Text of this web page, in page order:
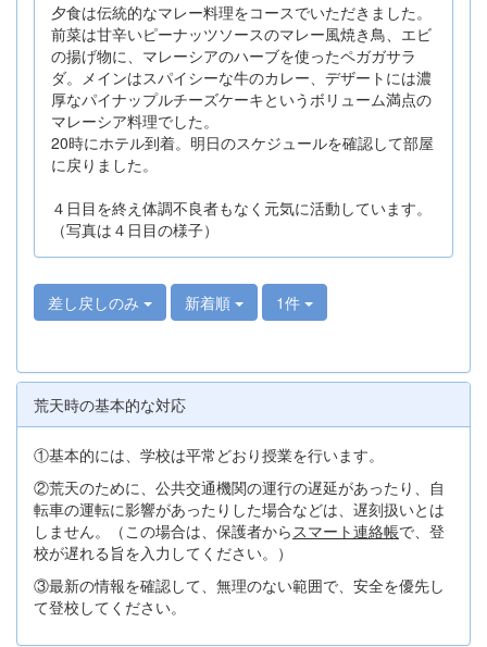
夕食は伝統的なマレー料理をコースでいただきました。
前菜は甘辛いピーナッツソースのマレー風焼き鳥、エビ
の揚げ物に、マレーシアのハーブを使ったペガガサラ
ダ。メインはスパイシーな牛のカレー、デザートには濃
厚なパイナップルチーズケーキというボリューム満点の
マレーシア料理でした。
20時にホテル到着。明日のスケジュールを確認して部屋
に戻りました。
４日目を終え体調不良者もなく元気に活動しています。
（写真は４日目の様子）
差し戻しのみ 新着順 1件
荒天時の基本的な対応
①基本的には、学校は平常どおり授業を行います。
②荒天のために、公共交通機関の運行の遅延があったり、自
転車の運転に影響があったりした場合などは、遅刻扱いとは
しません。（この場合は、保護者からスマート連絡帳で、登
校が遅れる旨を入力してください。）
③最新の情報を確認して、無理のない範囲で、安全を優先し
て登校してください。